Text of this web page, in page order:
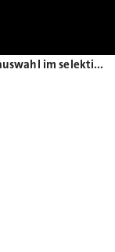
Applikationsauswahl im selektiven Conformal Coating